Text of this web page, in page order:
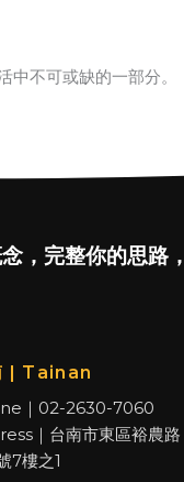
不可或缺的一部分。
，完整你的思路
| Tainan
｜02-2630-7060
｜台南市東區裕農路
7樓之1